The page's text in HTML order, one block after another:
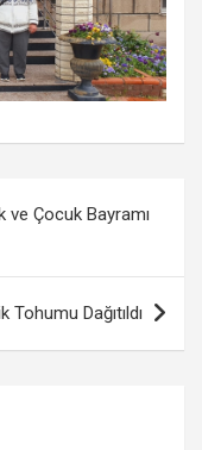
ve Çocuk Bayramı
Dağıtıldı